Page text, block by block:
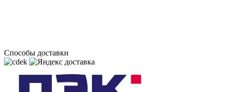
Способы доставки